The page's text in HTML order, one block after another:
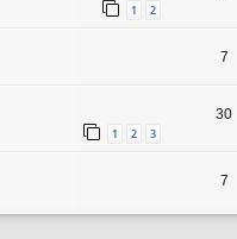
1 2
7
1 2 3
30
7